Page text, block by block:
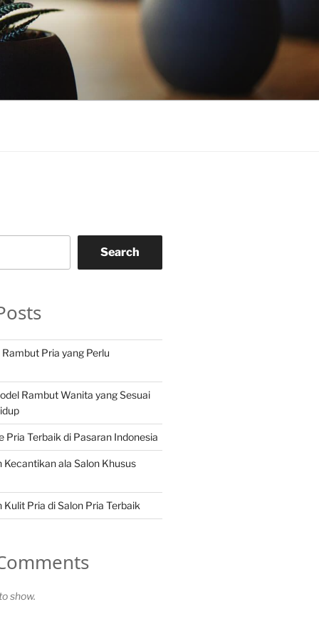
Search
Pria yang Perlu
Rambut Wanita yang Sesuai
Pria Terbaik di Pasaran Indonesia
Kecantikan ala Salon Khusus
Pria di Salon Pria Terbaik
show.